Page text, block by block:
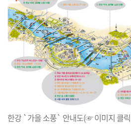
한강 `가을 소풍` 안내도(☞ 이미지 클